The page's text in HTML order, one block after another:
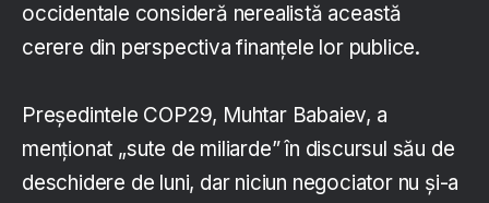
occidentale consideră nerealistă această
cerere din perspectiva finanţele lor publice.
Preşedintele COP29, Muhtar Babaiev, a
menţionat „sute de miliarde” în discursul său de
deschidere de luni, dar niciun negociator nu şi-a